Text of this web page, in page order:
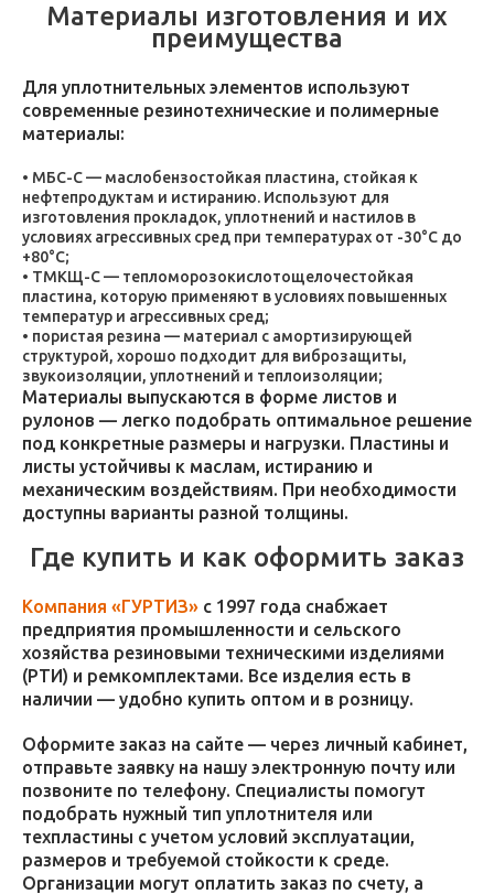
Материалы изготовления и их
преимущества
Для уплотнительных элементов используют
современные резинотехнические и полимерные
материалы:
МБС-С — маслобензостойкая пластина, стойкая к
нефтепродуктам и истиранию. Используют для
изготовления прокладок, уплотнений и настилов в
условиях агрессивных сред при температурах от -30°C до
+80°C;
ТМКЩ-С — тепломорозокислотощелочестойкая
пластина, которую применяют в условиях повышенных
температур и агрессивных сред;
пористая резина — материал с амортизирующей
структурой, хорошо подходит для виброзащиты,
звукоизоляции, уплотнений и теплоизоляции;
Материалы выпускаются в форме листов и
рулонов — легко подобрать оптимальное решение
под конкретные размеры и нагрузки. Пластины и
листы устойчивы к маслам, истиранию и
механическим воздействиям. При необходимости
доступны варианты разной толщины.
Где купить и как оформить заказ
Компания «ГУРТИЗ» с 1997 года снабжает
предприятия промышленности и сельского
хозяйства резиновыми техническими изделиями
(РТИ) и ремкомплектами. Все изделия есть в
наличии — удобно купить оптом и в розницу.
Оформите заказ на сайте — через личный кабинет,
отправьте заявку на нашу электронную почту или
позвоните по телефону. Специалисты помогут
подобрать нужный тип уплотнителя или
техпластины с учетом условий эксплуатации,
размеров и требуемой стойкости к среде.
Организации могут оплатить заказ по счету, а